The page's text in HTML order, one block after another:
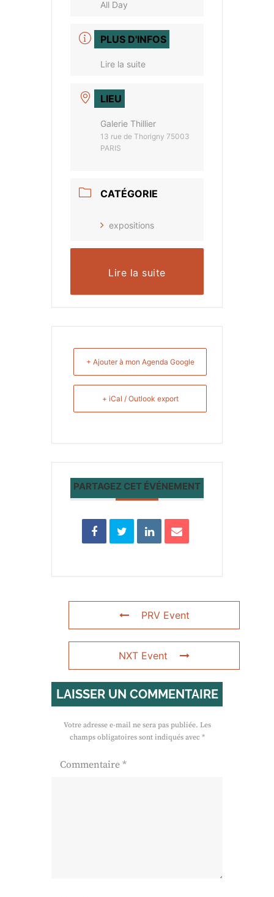
All Day
PLUS D'INFOS
Lire la suite
LIEU
Galerie Thillier
13 rue de Thorigny 75003
PARIS
CATÉGORIE
expositions
Lire la suite
+ Ajouter à mon Agenda Google
+ iCal / Outlook export
PARTAGEZ CET ÉVÉNEMENT
PRV Event
NXT Event
LAISSER UN COMMENTAIRE
Votre adresse e-mail ne sera pas publiée. Les
champs obligatoires sont indiqués avec *
Commentaire *